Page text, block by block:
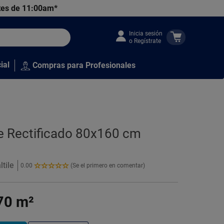
de 11:00am*
Inicia sesión
o Regístrate
Compras para Profesionales
Rectificado 80x160 cm
0.00
0.00
Estrellas!
(Se el primero en comentar)
m²